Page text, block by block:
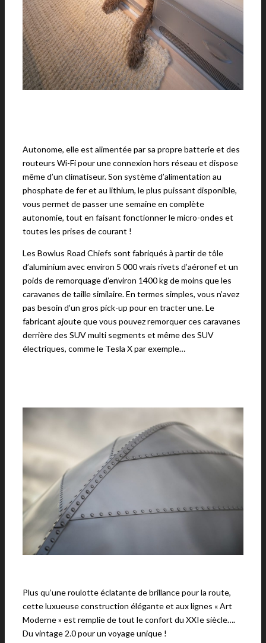
Autonome, elle est alimentée par sa propre batterie et des
routeurs Wi-Fi pour une connexion hors réseau et dispose
même d’un climatiseur. Son système d’alimentation au
phosphate de fer et au lithium, le plus puissant disponible,
vous permet de passer une semaine en complète
autonomie, tout en faisant fonctionner le micro-ondes et
toutes les prises de courant !
Les Bowlus Road Chiefs sont fabriqués à partir de tôle
d’aluminium avec environ 5 000 vrais rivets d’aéronef et un
poids de remorquage d’environ 1400 kg de moins que les
caravanes de taille similaire. En termes simples, vous n’avez
pas besoin d’un gros pick-up pour en tracter une. Le
fabricant ajoute que vous pouvez remorquer ces caravanes
derrière des SUV multi segments et même des SUV
électriques, comme le Tesla X par exemple…
Plus qu’une roulotte éclatante de brillance pour la route,
cette luxueuse construction élégante et aux lignes « Art
Moderne » est remplie de tout le confort du XXIe siècle….
Du vintage 2.0 pour un voyage unique !